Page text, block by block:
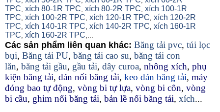
TPC, xích 80-1R TPC, xích 80-2R TPC, xích 100-1R
TPC, xích 100-2R TPC, xích 120-1R TPC, xích 120-2R
TPC, xích 140-1R TPC, xích 140-2R TPC, xích 160-1R
TPC, xích 160-2R TPC,...
Các sản phẩm liên quan khác: Băng tải pvc, túi lọc
bụi, Băng tải PU, băng tải cao su, băng tải con
lăn, băng tải gầu, gầu tải, dây curoa, nhông xích, phụ
kiện băng tải, dán nối băng tải, keo dán băng tải, máy
đóng bao tự động, vòng bi tự lựa, vòng bi côn, vòng
bi cầu, ghim nối băng tải, bản lề nối băng tải, xích...